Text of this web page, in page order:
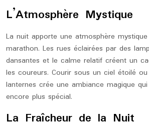
L’Atmosphère Mystique
La nuit apporte une atmosphère
marathon. Les rues éclairées par des
dansantes et le calme relatif créent un
les coureurs. Courir sous un ciel étoilé
lanternes crée une ambiance magique
encore plus spécial.
La Fraîcheur de la Nuit